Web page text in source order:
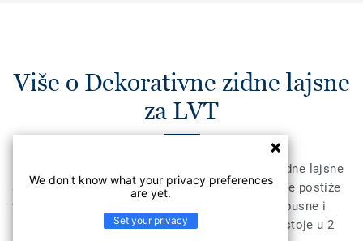
Više o Dekorativne zidne lajsne
za LVT
Dekorativne lajsne za LVT su kompaktne PVC zidne lajsne
sa dekorativnim slojem i PUR tretmanom čime se postiže
visoka otpornost na abraziju. One su vodonepropusne i
mogu biti potopljene i do 72h bez oštećenja. Postoje u 2
We don't know what your privacy preferences
are yet.
Set your privacy